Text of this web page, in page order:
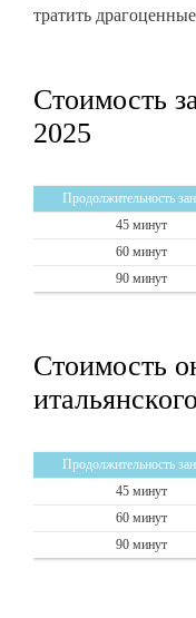
тратить
Стоимость
2025
Продолжительность
45 минут
60 минут
90 минут
Стоимость
Продолжительность
45 минут
60 минут
90 минут